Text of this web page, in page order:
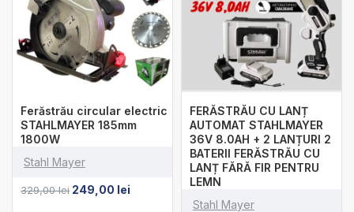
Stahl Mayer
Ferăstrău circular electric
STAHLMAYER 185mm
1800W
329,00 lei 249,00 lei
Stahl Mayer
FERĂSTRĂU CU LANȚ
AUTOMAT STAHLMAYER
36V 8.0AH + 2 LANȚURI 2
BATERII FERĂSTRĂU CU
LANȚ FĂRĂ FIR PENTRU
LEMN